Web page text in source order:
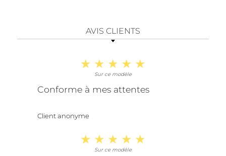
AVIS CLIENTS
Sur ce modèle
Conforme à mes attentes
Client anonyme
Sur ce modèle